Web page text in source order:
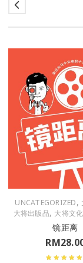
UNCATEGORIZED,
大将出版品, 大将文化
镜距离
RM